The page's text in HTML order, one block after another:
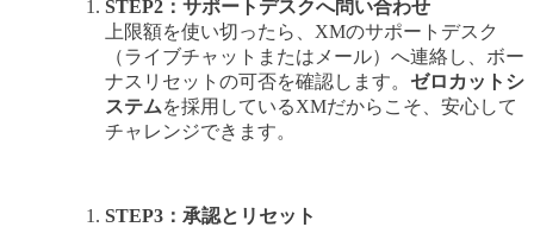
STEP2：サポートデスクへ問い合わせ
上限額を使い切ったら、XMのサポートデスク
（ライブチャットまたはメール）へ連絡し、ボー
ナスリセットの可否を確認します。 ゼロカットシ
ステムを採用しているXMだからこそ、安心して
チャレンジできます。
STEP3：承認とリセット